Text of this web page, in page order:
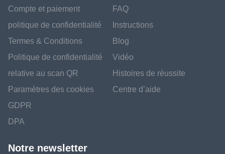
Compte et paiement
politique de confidentialité
Termes & Conditions
Politique de confidentialité
relative au scan QR
Paramètres des cookies
GDPR
DPA
FAQ
Instructions
Blog
Vidéo
Histoires de réussite
Centre d’aide
Notre newsletter